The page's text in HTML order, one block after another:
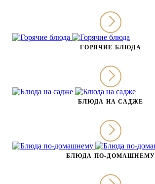
ГОРЯЧИЕ БЛЮДА
БЛЮДА НА САДЖЕ
БЛЮДА ПО-ДОМАШНЕМУ